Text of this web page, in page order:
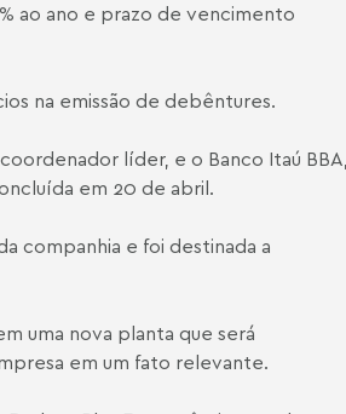
ao ano e prazo de vencimento
na emissão de debêntures.
líder, e o Banco Itaú BBA,
em 20 de abril.
companhia e foi destinada a
uma nova planta que será
em um fato relevante.